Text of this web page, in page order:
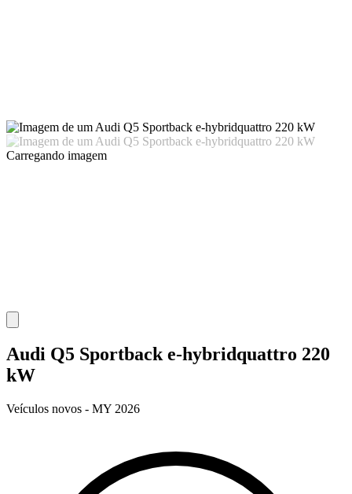
Carregando imagem
Audi Q5 Sportback e-hybridquattro 220
kW
Veículos novos - MY 2026